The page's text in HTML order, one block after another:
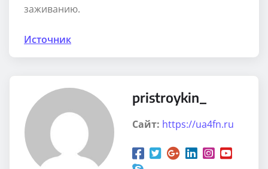
заживанию.
Источник
pristroykin_
Сайт: https://ua4fn.ru